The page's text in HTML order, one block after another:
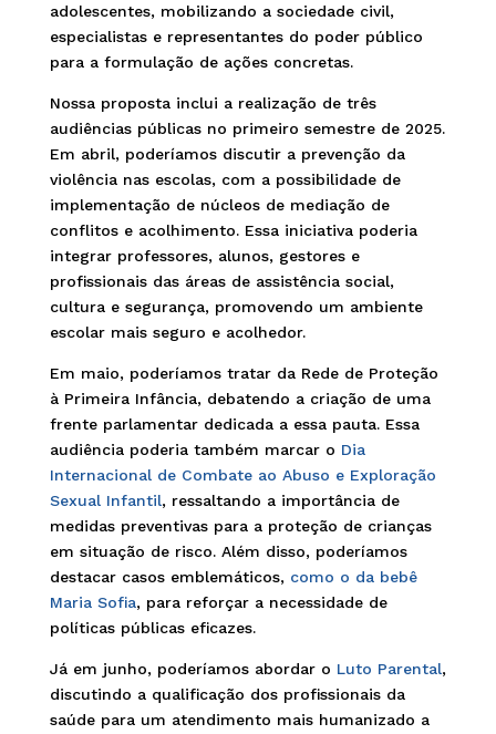
adolescentes, mobilizando a sociedade civil,
especialistas e representantes do poder público
para a formulação de ações concretas.
Nossa proposta inclui a realização de três
audiências públicas no primeiro semestre de 2025.
Em abril, poderíamos discutir a prevenção da
violência nas escolas, com a possibilidade de
implementação de núcleos de mediação de
conflitos e acolhimento. Essa iniciativa poderia
integrar professores, alunos, gestores e
profissionais das áreas de assistência social,
cultura e segurança, promovendo um ambiente
escolar mais seguro e acolhedor.
Em maio, poderíamos tratar da Rede de Proteção
à Primeira Infância, debatendo a criação de uma
frente parlamentar dedicada a essa pauta. Essa
audiência poderia também marcar o Dia
Internacional de Combate ao Abuso e Exploração
Sexual Infantil, ressaltando a importância de
medidas preventivas para a proteção de crianças
em situação de risco. Além disso, poderíamos
destacar casos emblemáticos, como o da bebê
Maria Sofia, para reforçar a necessidade de
políticas públicas eficazes.
Já em junho, poderíamos abordar o Luto Parental,
discutindo a qualificação dos profissionais da
saúde para um atendimento mais humanizado a